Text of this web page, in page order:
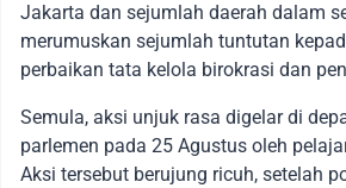
Jakarta dan sejumlah daerah dalam
merumuskan sejumlah tuntutan
perbaikan tata kelola birokrasi dan
Semula, aksi unjuk rasa digelar di
parlemen pada 25 Agustus oleh
Aksi tersebut berujung ricuh, setelah